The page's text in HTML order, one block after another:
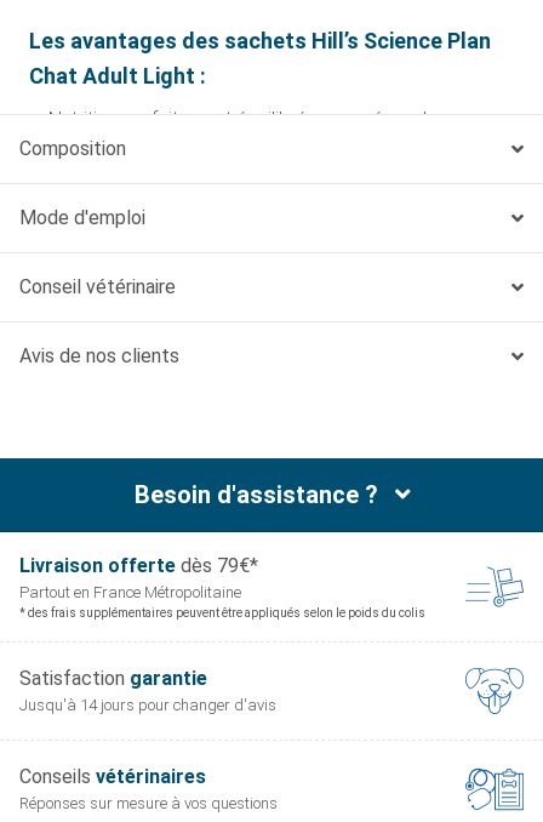
Les avantages des sachets Hill’s Science Plan
Chat Adult Light :
Nutrition parfaitement équilibrée pour répondre aux
besoins des chats adultes ayant tendance à
l'embonpoint
Fournit de la L-carnitine pour aider les chats adultes à
maintenir un poids idéal
Une alimentation facile à digérer et pratique à servir
grâce à son sachet fraicheur
Faible teneur en calories avec de la vitamine E et des
Composition
Mode d'emploi
Conseil vétérinaire
Avis de nos clients
Besoin d'assistance ?
Livraison offerte dès 79€*
Partout en France Métropolitaine
* des frais supplémentaires peuvent être appliqués selon le poids du colis
Satisfaction garantie
Jusqu'à 14 jours pour changer d'avis
Conseils vétérinaires
Réponses sur mesure à vos questions